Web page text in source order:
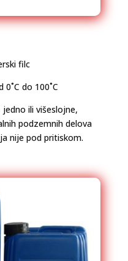
filc
do 100˚C
ili višeslojne,
podzemnih delova
nije pod pritiskom.